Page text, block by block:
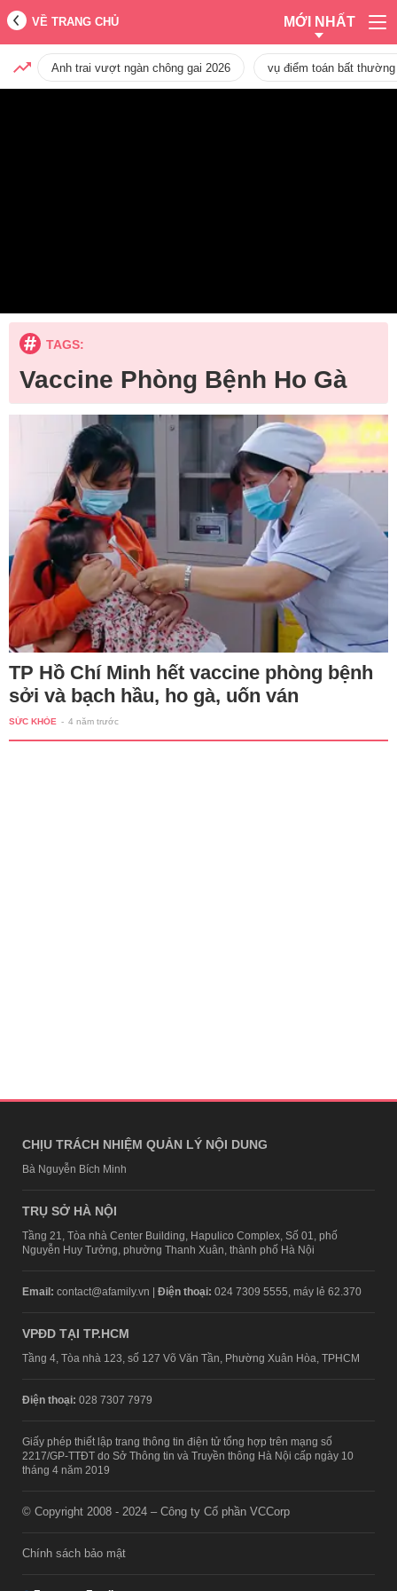
VỀ TRANG CHỦ MỚI NHẤT
Anh trai vượt ngàn chông gai 2026 vụ điểm toán bất
TAGS:
Vaccine Phòng Bệnh Ho Gà
TP Hồ Chí Minh hết vaccine phòng bệnh
sởi và bạch hầu, ho gà, uốn ván
SỨC KHỎE - 4 năm trước
CHỊU TRÁCH NHIỆM QUẢN LÝ NỘI DUNG
Bà Nguyễn Bích Minh
TRỤ SỞ HÀ NỘI
Tầng 21, Tòa nhà Center Building, Hapulico Complex, Số 01, phố
Nguyễn Huy Tưởng, phường Thanh Xuân, thành phố Hà Nội
Email: contact@afamily.vn | Điện thoại: 024 7309 5555, máy lẻ 62.370
VPĐD TẠI TP.HCM
Tầng 4, Tòa nhà 123, số 127 Võ Văn Tần, Phường Xuân Hòa, TPHCM
Điện thoại: 028 7307 7979
Giấy phép thiết lập trang thông tin điện tử tổng hợp trên mạng số
2217/GP-TTĐT do Sở Thông tin và Truyền thông Hà Nội cấp ngày 10
tháng 4 năm 2019
© Copyright 2008 - 2024 – Công ty Cổ phần VCCorp
Chính sách bảo mật